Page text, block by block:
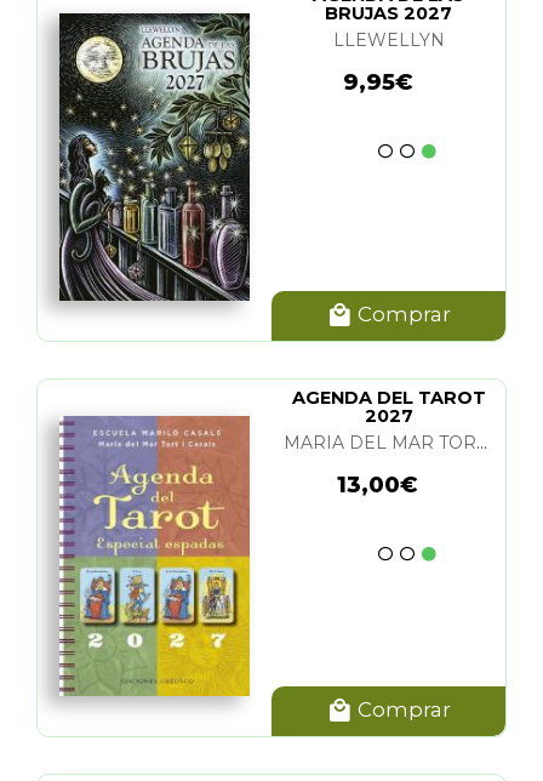
BRUJAS 2027
LLEWELLYN
9,95€
Comprar
AGENDA DEL TAROT
2027
MARIA DEL MAR TORT I CASALS
13,00€
Comprar